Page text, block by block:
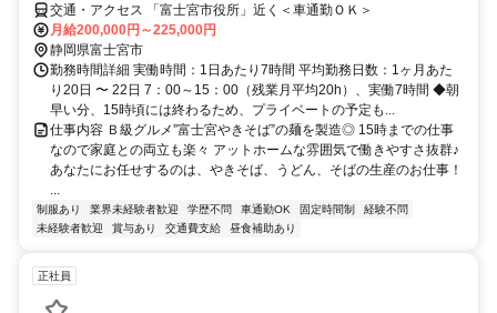
交通・アクセス 「富士宮市役所」近く＜車通勤ＯＫ＞
月給200,000円～225,000円
静岡県富士宮市
勤務時間詳細 実働時間：1日あたり7時間 平均勤務日数：1ヶ月あた
り20日 〜 22日 7：00～15：00（残業月平均20h）、実働7時間 ◆朝
早い分、15時頃には終わるため、プライベートの予定も...
仕事内容 Ｂ級グルメ”富士宮やきそば”の麺を製造◎ 15時までの仕事
なので家庭との両立も楽々 アットホームな雰囲気で働きやすさ抜群♪
あなたにお任せするのは、やきそば、うどん、そばの生産のお仕事！
制服あり 業界未経験者歓迎 学歴不問 車通勤OK 固定時間制
経験不問
未経験者歓迎
賞与あり 交通費支給 昼食補助あり
正社員